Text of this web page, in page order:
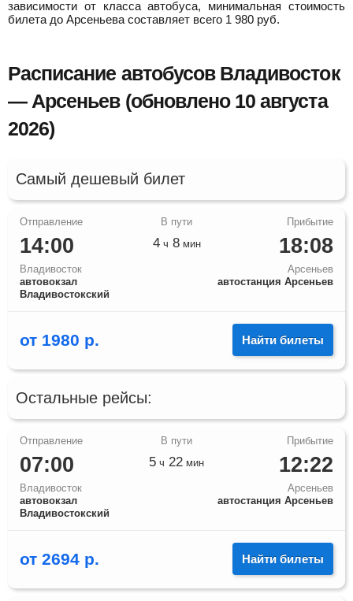
зависимости от класса автобуса, минимальная стоимость
билета до Арсеньева составляет всего 1 980 руб.
Расписание автобусов Владивосток
— Арсеньев (обновлено 10 августа
2026)
Самый дешевый билет
14:00
Владивосток
автовокзал
Владивостокский
18:08
Арсеньев
автостанция Арсеньев
4ч 8мин
от 1980 р. Найти билеты
Остальные рейсы:
07:00
Владивосток
автовокзал
Владивостокский
12:22
Арсеньев
автостанция Арсеньев
5 ч 22 мин
от 2694 р. Найти билеты